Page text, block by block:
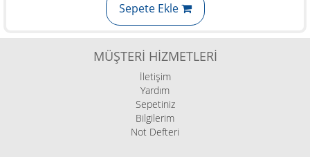
Sepete Ekle
MÜŞTERI HIZMETLERI
İletişim
Yardım
Sepetiniz
Bilgilerim
Not Defteri